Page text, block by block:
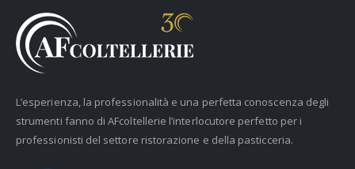
L’esperienza, la professionalità e una perfetta conoscenza degli
strumenti fanno di AFcoltellerie l’interlocutore perfetto per i
professionisti del settore ristorazione e della pasticceria.